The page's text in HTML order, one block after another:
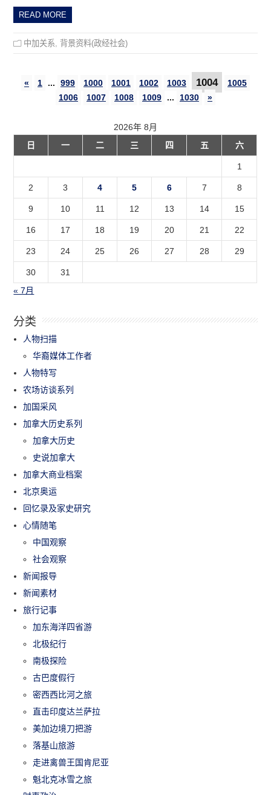
READ MORE
中加关系 背景资料(政经社会)
« 1 ... 999 1000 1001 1002 1003 1004
1005
1006
1007 1008 1009 ... 1030 »
2026年 8月
日
一 二 三 四 五 六
1
2 3 4 5 6 7 8
9 10 11 12 13 14 15
16 17 18 19 20 21 22
23 24 25 26 27 28 29
30
31
« 7月
分类
人物扫描
华裔媒体工作者
人物特写
农场访谈系列
加国采风
加拿大历史系列
加拿大历史
史说加拿大
加拿大商业档案
北京奥运
回忆录及家史研究
心情随笔
中国观察
社会观察
新闻报导
新闻素材
旅行记事
加东海洋四省游
北极纪行
南极探险
古巴度假行
密西西比河之旅
直击印度达兰萨拉
美加边境刀把游
落基山旅游
走进禽兽王国肯尼亚
魁北克冰雪之旅